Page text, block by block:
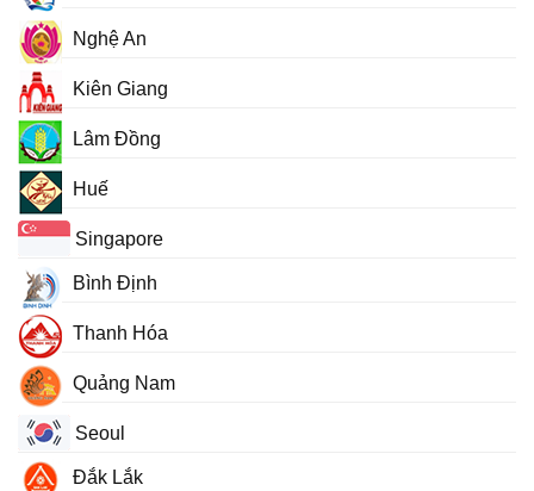
Nghệ An
Kiên Giang
Lâm Đồng
Huế
Singapore
Bình Định
Thanh Hóa
Quảng Nam
Seoul
Đắk Lắk